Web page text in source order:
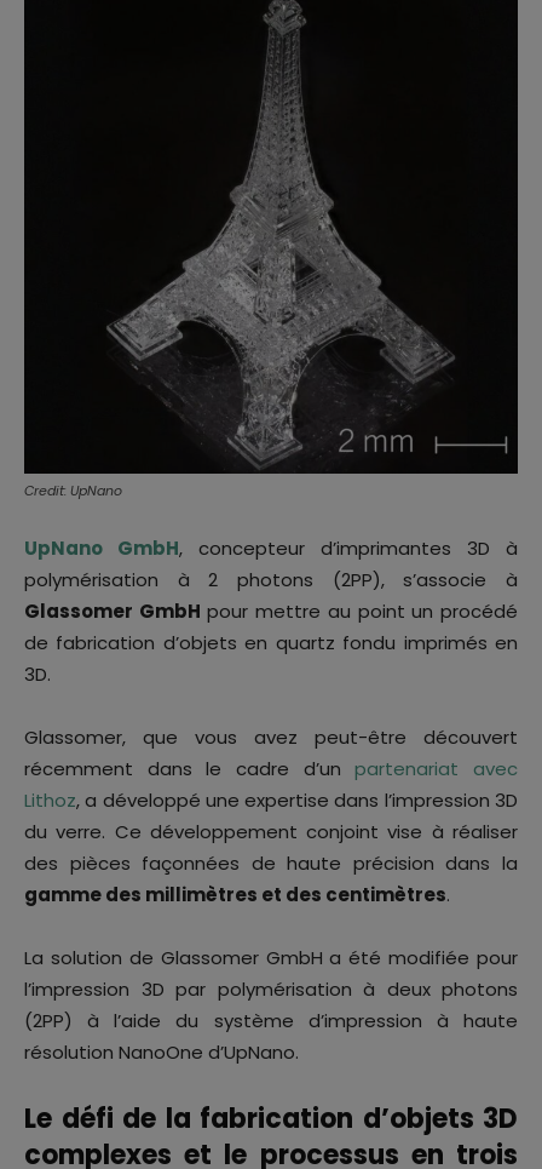
Credit: UpNano
UpNano GmbH, concepteur d’imprimantes 3D à
polymérisation à 2 photons (2PP), s’associe à
Glassomer GmbH pour mettre au point un procédé
de fabrication d’objets en quartz fondu imprimés en
3D.
Glassomer, que vous avez peut-être découvert
récemment dans le cadre d’unpartenariat avec
Lithoz, a développé une expertise dans l’impression 3D
du verre. Ce développement conjoint vise à réaliser
des pièces façonnées de haute précision dans la
gamme des millimètres et des centimètres.
La solution de Glassomer GmbH a été modifiée pour
l’impression 3D par polymérisation à deux photons
(2PP) à l’aide du système d’impression à haute
résolution NanoOne d’UpNano.
Le défi de la fabrication d’objets 3D
complexes et le processus en trois